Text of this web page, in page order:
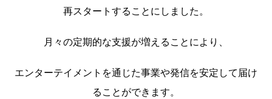
再スタートすることにしました。
月々の定期的な支援が増えることにより、
エンターテイメントを通じた事業や発信を安定して届け
ることができます。